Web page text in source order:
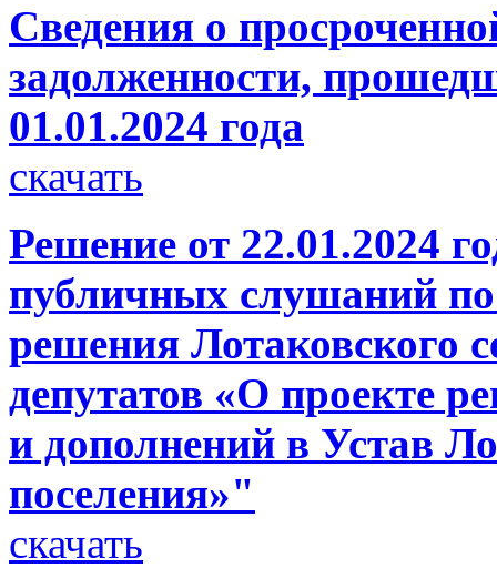
Сведения о
задолженности,
01.01.2024 года
скачать
Решение от 22.01.2024
публичных слушаний по
решения Лотаковского
депутатов «О проекте
и дополнений в Устав
поселения»"
скачать